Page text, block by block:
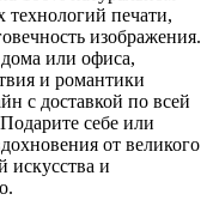
технологий печати,
изображения.
или офиса,
и романтики
с доставкой по всей
себе или
от великого
искусства и